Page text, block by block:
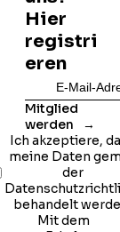
Hier
registri
eren
Mitglied
werden
Ich akzeptiere,
meine Daten
der
behandelt
Mit dem